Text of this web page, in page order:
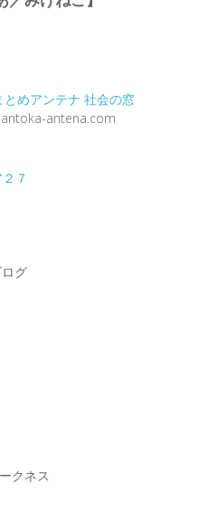
とめアンテナ 社会の窓
antena.com
グ
クネス